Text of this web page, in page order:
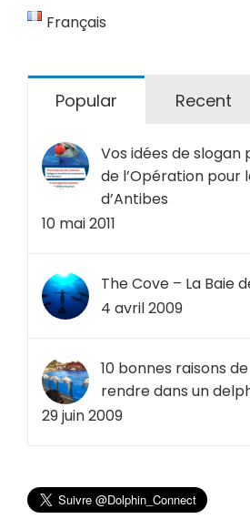
Français
Popular Recent
Vos idées de
de l’Opération pour
d’Antibes
10 mai 2011
The Cove – La Baie
4 avril 2009
10 bonnes raisons
rendre dans un
29 juin 2009